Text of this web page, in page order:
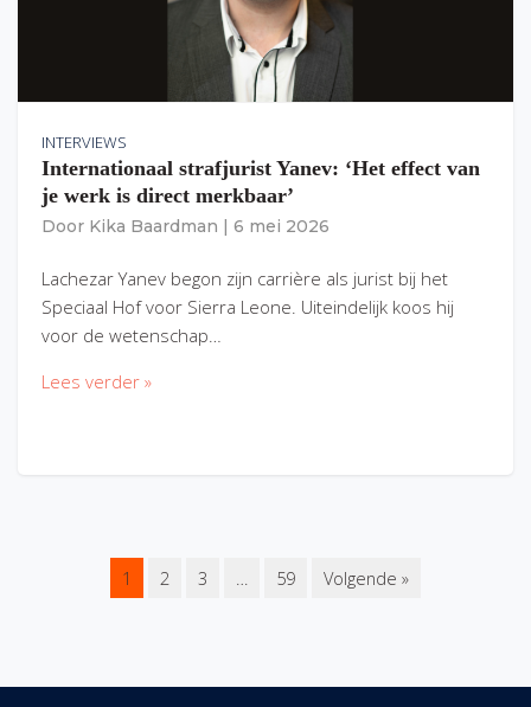
INTERVIEWS
Internationaal strafjurist Yanev: ‘Het effect van
je werk is direct merkbaar’
Door Kika Baardman 6 mei 2026
Lachezar Yanev begon zijn carrière als jurist bij het
Speciaal Hof voor Sierra Leone. Uiteindelijk koos hij
voor de wetenschap…
Lees verder »
1 2 3 … 59 Volgende »